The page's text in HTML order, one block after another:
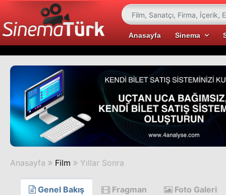
Anasayfa Sinema
Anasayfa Film Yıllar Sonra
Genel Bakış Fragman Foto Galeri